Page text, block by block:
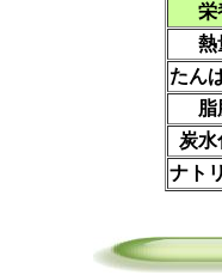
栄
熱
たん
脂
炭水
ナト